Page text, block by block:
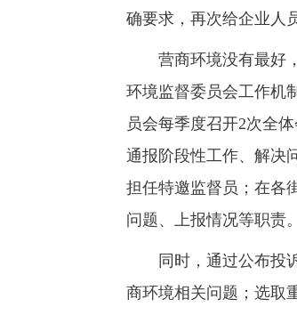
确要求，再次给企业人
营商环境没有最好，
环境监督委员会工作机
员会每季度召开2次全
通报阶段性工作、解决
担任特邀监督员；在各
问题、上报情况等职责。
同时，通过公布投诉
商环境相关问题；选取